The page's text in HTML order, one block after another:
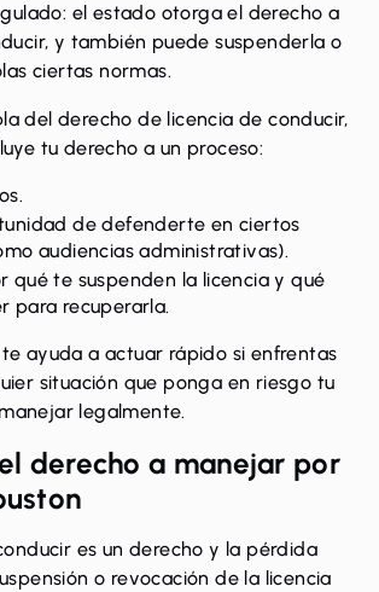
el estado otorga el derecho a
y también puede suspenderla o
ciertas normas.
del derecho de licencia de conducir,
tu derecho a un proceso:
de defenderte en ciertos
audiencias administrativas).
qué te suspenden la licencia y qué
para recuperarla.
ayuda a actuar rápido si enfrentas
situación que ponga en riesgo tu
legalmente.
derecho a manejar por
es un derecho y la pérdida
o revocación de la licencia